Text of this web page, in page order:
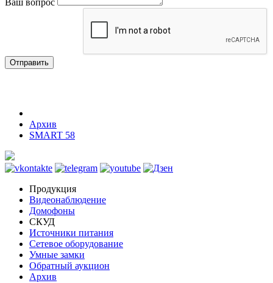
Ваш вопрос
Отправить
Архив
SMART 58
Продукция
Видеонаблюдение
Домофоны
СКУД
Источники питания
Сетевое оборудование
Умные замки
Обратный аукцион
Архив